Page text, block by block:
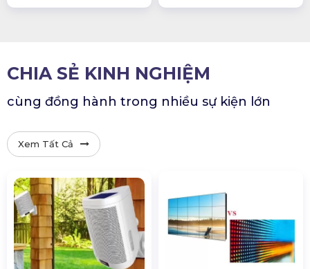
CHIA SẺ KINH NGHIỆM
cùng đồng hành trong nhiều sự kiện lớn
Xem Tất Cả